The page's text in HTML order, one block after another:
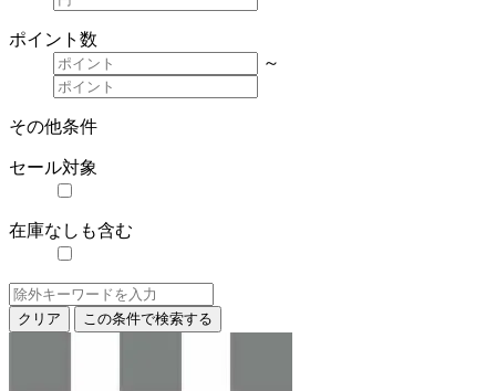
ポイント数
～
その他条件
セール対象
在庫なしも含む
クリア この条件で検索する